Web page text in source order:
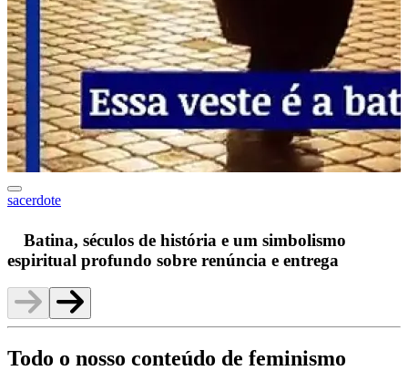
sacerdote
Batina, séculos de história e um simbolismo
espiritual profundo sobre renúncia e entrega
Todo o nosso conteúdo de feminismo